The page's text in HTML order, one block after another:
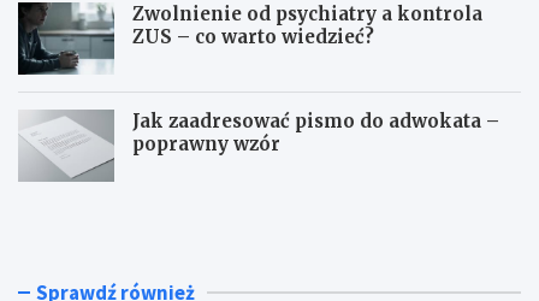
Zwolnienie od psychiatry a kontrola
ZUS – co warto wiedzieć?
Jak zaadresować pismo do adwokata –
poprawny wzór
G
u
C
o Sprawdź również